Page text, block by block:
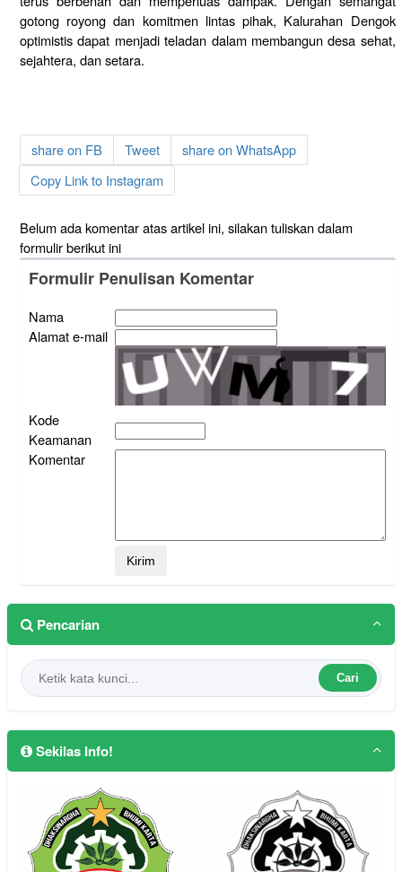
gotong royong dan komitmen lintas pihak, Kalurahan Dengok
optimistis dapat menjadi teladan dalam membangun desa sehat,
sejahtera, dan setara.
share on FB Tweet
share on WhatsApp
Copy Link to Instagram
Belum ada komentar atas artikel ini, silakan tuliskan dalam
formulir berikut ini
Formulir Penulisan Komentar
Nama
Alamat e-mail
Kode
Keamanan
Komentar
Pencarian
Cari
Sekilas Info!